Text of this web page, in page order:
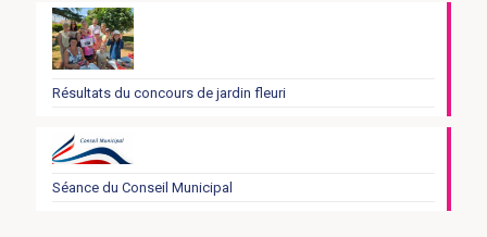
Résultats du concours de jardin fleuri
Séance du Conseil Municipal